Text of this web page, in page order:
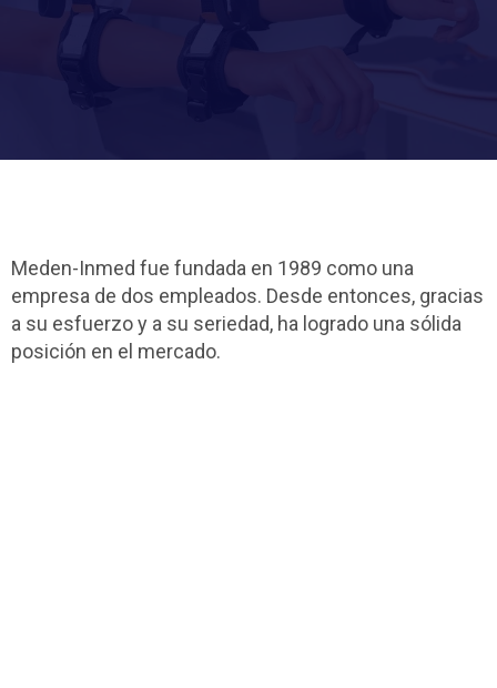
Meden-Inmed fue fundada en 1989 como una
empresa de dos empleados. Desde entonces, gracias
a su esfuerzo y a su seriedad, ha logrado una sólida
posición en el mercado.